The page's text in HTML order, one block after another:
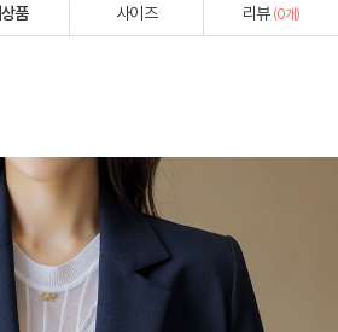
품 사이즈 리뷰 (0개)